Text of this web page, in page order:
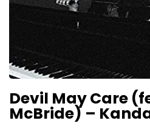
Devil May Care
McBride) –